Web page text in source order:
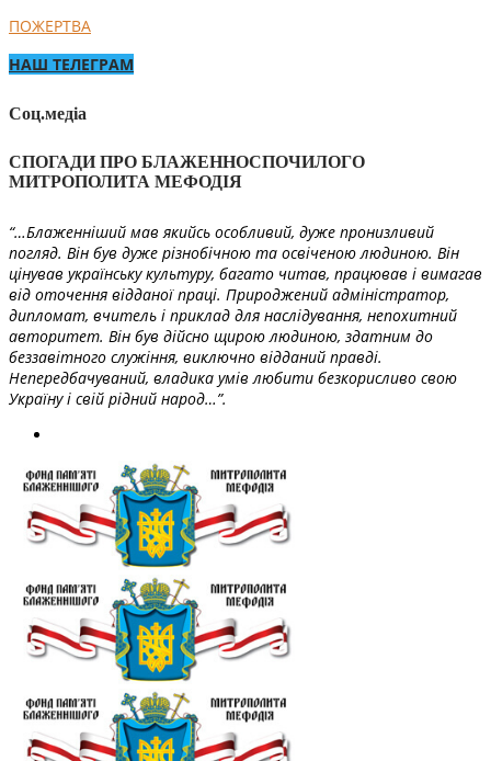
ПОЖЕРТВА
НАШ ТЕЛЕГРАМ
Соц.медіа
СПОГАДИ ПРО БЛАЖЕННОСПОЧИЛОГО
МИТРОПОЛИТА МЕФОДІЯ
“…Блаженніший мав якийсь особливий, дуже пронизливий
погляд. Він був дуже різнобічною та освіченою людиною. Він
цінував українську культуру, багато читав, працював і вимагав
від оточення відданої праці. Природжений адміністратор,
дипломат, вчитель і приклад для наслідування, непохитний
авторитет. Він був дійсно щирою людиною, здатним до
беззавітного служіння, виключно відданий правді.
Непередбачуваний, владика умів любити безкорисливо свою
Україну і свій рідний народ…”.